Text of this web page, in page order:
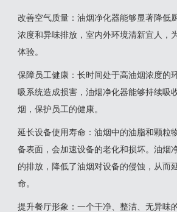
改善空气质量‌：油烟净化器能够显著降低
浓度和异味排放，室内外环境清新宜人，
体验‌。
保障员工健康‌：长时间处于高油烟浓度的
吸系统造成损害，油烟净化器能够持续吸
烟，保护员工的健康‌。
延长设备使用寿命‌：油烟中的油脂和颗粒
备表面，会加速设备的老化和损坏。油烟
的排放，降低了油烟对设备的侵蚀，从而
命‌。
提升餐厅形象‌：一个干净、整洁、无异味